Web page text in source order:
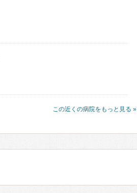
この近くの病院をもっと見る »